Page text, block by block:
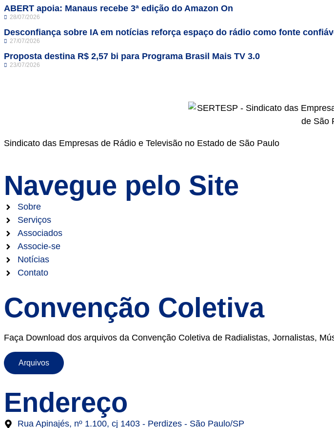
ABERT apoia: Manaus recebe 3ª edição do Amazon On
28/07/2026
Desconfiança sobre IA em notícias reforça espaço do rádio como fonte
27/07/2026
Proposta destina R$ 2,57 bi para Programa Brasil Mais TV 3.0
23/07/2026
Sindicato das Empresas de Rádio e Televisão no Estado de São Paulo
Navegue pelo Site
Sobre
Serviços
Associados
Associe-se
Notícias
Contato
Convenção Coletiva
Faça Download dos arquivos da Convenção Coletiva de Radialistas, Jornalistas,
Arquivos
Endereço
Rua Apinajés, nº 1.100, cj 1403 - Perdizes - São Paulo/SP